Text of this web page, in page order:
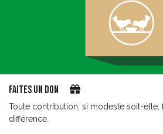
Faites un don
Toute contribution, si modeste soit-elle,
différence.